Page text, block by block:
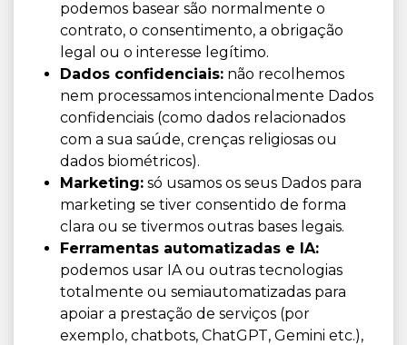
podemos basear são normalmente o
contrato, o consentimento, a obrigação
legal ou o interesse legítimo.
Dados confidenciais: não recolhemos
nem processamos intencionalmente Dados
confidenciais (como dados relacionados
com a sua saúde, crenças religiosas ou
dados biométricos).
Marketing: só usamos os seus Dados para
marketing se tiver consentido de forma
clara ou se tivermos outras bases legais.
Ferramentas automatizadas e IA:
podemos usar IA ou outras tecnologias
totalmente ou semiautomatizadas para
apoiar a prestação de serviços (por
exemplo, chatbots, ChatGPT, Gemini etc.),